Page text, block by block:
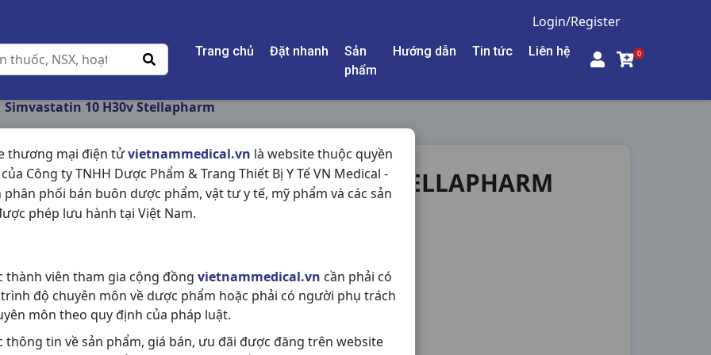
Login/Register
Trang chủ Đặt nhanh
Sản
phẩm
Hướng dẫn Tin tức Liên hệ 0
thương mại điện tửvietnammedical.vn là website thuộc quyền
Công ty TNHH Dược Phẩm & Trang Thiết Bị Y Tế VN Medical -
phân phối bán buôn dược phẩm, vật tư y tế, mỹ phẩm và các sản
phép lưu hành tại Việt Nam.
thành viên tham gia cộng đồng vietnammedical.vn cần phải có
độ chuyên môn về dược phẩm hoặc phải có người phụ trách
môn theo quy định của pháp luật.
thông tin về sản phẩm, giá bán, ưu đãi được đăng trên website
Simvastatin 10 H30v Stellapharm
SIMVASTATIN 10 H30V STELLAPHARM
NSX:Stellapharm
Chia sẻ qua mạng xã hội: